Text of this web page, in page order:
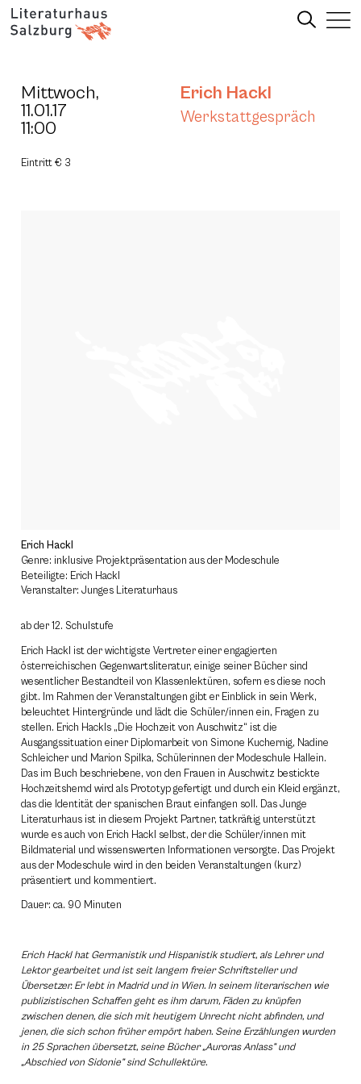
Mittwoch,
11.01.17
11:00
Erich Hackl
Werkstattgespräch
Eintritt € 3
Erich Hackl
Genre: inklusive Projektpräsentation aus der Modeschule
Beteiligte: Erich Hackl
Veranstalter: Junges Literaturhaus
ab der 12. Schulstufe
Erich Hackl ist der wichtigste Vertreter einer engagierten
österreichischen Gegenwartsliteratur, einige seiner Bücher sind
wesentlicher Bestandteil von Klassenlektüren, sofern es diese noch
gibt. Im Rahmen der Veranstaltungen gibt er Einblick in sein Werk,
beleuchtet Hintergründe und lädt die Schüler/innen ein, Fragen zu
stellen. Erich Hackls „Die Hochzeit von Auschwitz“ ist die
Ausgangssituation einer Diplomarbeit von Simone Kuchernig, Nadine
Schleicher und Marion Spilka, Schülerinnen der Modeschule Hallein.
Das im Buch beschriebene, von den Frauen in Auschwitz bestickte
Hochzeitshemd wird als Prototyp gefertigt und durch ein Kleid ergänzt,
das die Identität der spanischen Braut einfangen soll. Das Junge
Literaturhaus ist in diesem Projekt Partner, tatkräftig unterstützt
wurde es auch von Erich Hackl selbst, der die Schüler/innen mit
Bildmaterial und wissenswerten Informationen versorgte. Das Projekt
aus der Modeschule wird in den beiden Veranstaltungen (kurz)
präsentiert und kommentiert.
Dauer: ca. 90 Minuten
Erich Hackl hat Germanistik und Hispanistik studiert, als Lehrer und
Lektor gearbeitet und ist seit langem freier Schriftsteller und
Übersetzer. Er lebt in Madrid und in Wien. In seinem literarischen wie
publizistischen Schaffen geht es ihm darum, Fäden zu knüpfen
zwischen denen, die sich mit heutigem Unrecht nicht abfinden, und
jenen, die sich schon früher empört haben. Seine Erzählungen wurden
in 25 Sprachen übersetzt, seine Bücher „Auroras Anlass” und
„Abschied von Sidonie” sind Schullektüre.